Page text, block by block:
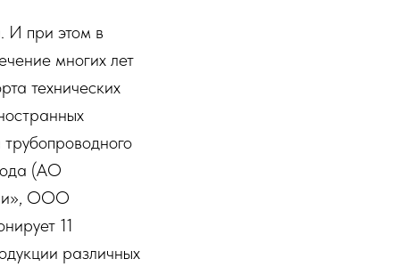
И при этом в
многих лет
технических
(АО
ООО
11
различных